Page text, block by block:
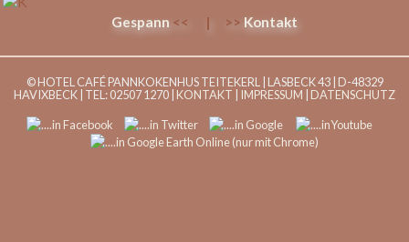
Gespann << | >> Kontakt
© HOTEL CAFÉ PANNKOKENHUS TEITEKERL | LASBECK 43 | D-48329
HAVIXBECK | TEL: 02507 1270 | KONTAKT IMPRESSUM DATENSCHUTZ